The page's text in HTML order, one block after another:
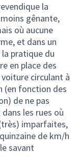
la
gênante,
où aucune
et dans un
pratique du
en place des
circulant à
(en fonction des
de ne pas
les rues où
imparfaites,
de km/h
savant